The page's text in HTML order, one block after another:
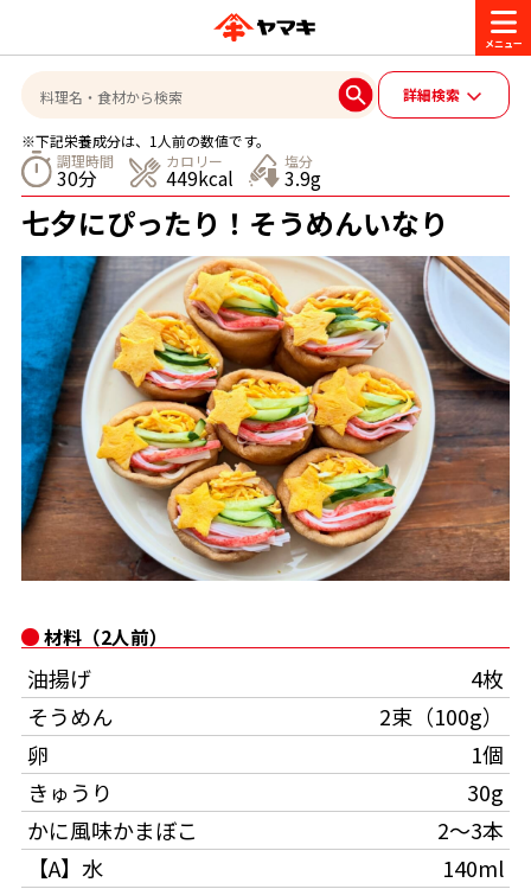
商品情報
ブランド一覧
ヤマキ『めんつゆ』 ヤマキ 割烹白だし
旨さ、別格。だし屋の鍋
レシピ
おいしいレシピを探す
おいしいレシピトップ
主食レシピ
主菜レシピ
汁物レシピ
おいしいレシピを商品から探す
かつお節レシピ
めんつゆレシピ
かつお節・だしを楽しむ
かつお節・だしを知る
だしの取り方
かつお節の削り方
かつお節・だしをもっと知る
かつお節・だしを楽しむ
だしコミュ
CM・キャンペーン
CM
キャンペーン一覧
企業・採用情報
企業情報
- 百年対話
採用情報
- ジョブリターン制
お問い合わせ
ヤマキお客様相談室
オンラインショップ
Global
詳細検索
※下記栄養成分は、1人前の数値です。
調理時間
30分
カロリー
449kcal
塩分
3.9g
七夕にぴったり！そうめんいなり
材料（2人前）
油揚げ
4枚
そうめん
2束（100g）
卵
1個
きゅうり
30g
かに風味かまぼこ
2～3本
【A】水
140ml